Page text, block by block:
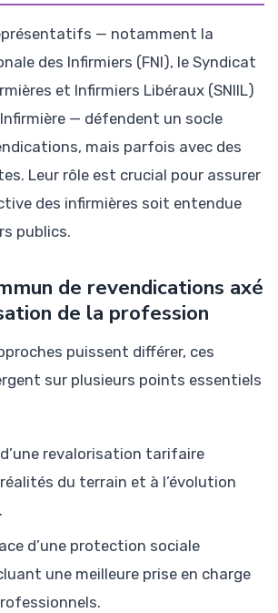
— notamment la
des Infirmiers (FNI), le Syndicat
et Infirmiers Libéraux (SNIIL)
— défendent un socle
mais parfois avec des
Leur rôle est crucial pour assurer
des infirmières soit entendue
publics.
de revendications axé
de la profession
puissent différer, ces
sur plusieurs points essentiels
revalorisation tarifaire
du terrain et à l’évolution
d’une protection sociale
une meilleure prise en charge